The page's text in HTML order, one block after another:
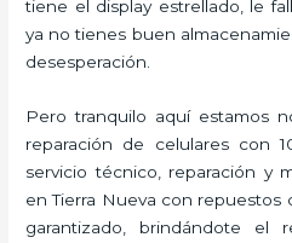
tiene el display estrellado, le
ya no tienes buen
desesperación.
Pero tranquilo aquí estamos
reparación de celulares con
servicio técnico, reparación y
en Tierra Nueva con repuestos
garantizado, brindándote el